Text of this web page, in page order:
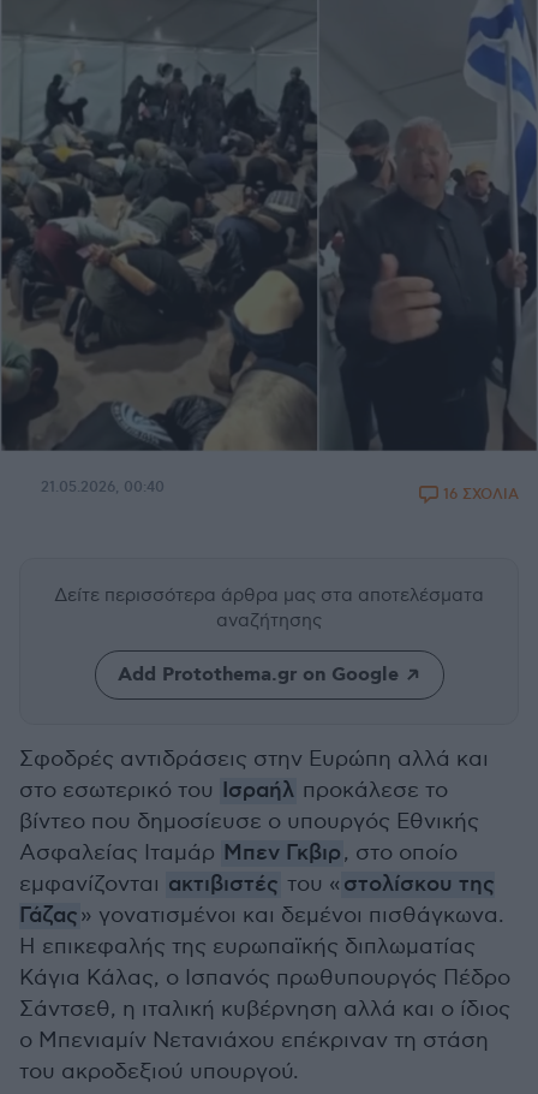
21.05.2026, 00:40 16 ΣΧΟΛΙΑ
Δείτε περισσότερα άρθρα μας στα αποτελέσματα
αναζήτησης
Add Protothema.gr on Google
Σφοδρές αντιδράσεις στην Ευρώπη αλλά και
στο εσωτερικό του Ισραήλ προκάλεσε το
βίντεο που δημοσίευσε ο υπουργός Εθνικής
Ασφαλείας Ιταμάρ Μπεν Γκβιρ, στο οποίο
εμφανίζονται ακτιβιστές του « στολίσκου της
Γάζας» γονατισμένοι και δεμένοι πισθάγκωνα.
Η επικεφαλής της ευρωπαϊκής διπλωματίας
Κάγια Κάλας, ο Ισπανός πρωθυπουργός Πέδρο
Σάντσεθ, η ιταλική κυβέρνηση αλλά και ο ίδιος
ο Μπενιαμίν Νετανιάχου επέκριναν τη στάση
του ακροδεξιού υπουργού.